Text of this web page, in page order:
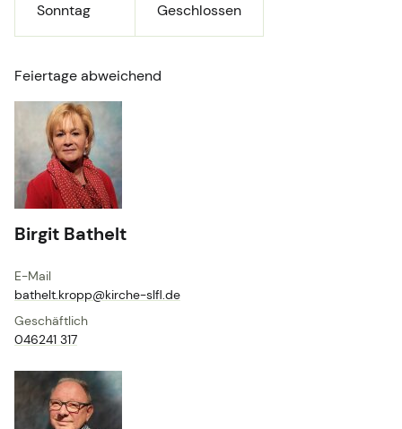
Sonntag Geschlossen
Feiertage abweichend
Birgit Bathelt
E-Mail
bathelt.​kropp@​kirche-slfl.​de
Geschäftlich
046241 317